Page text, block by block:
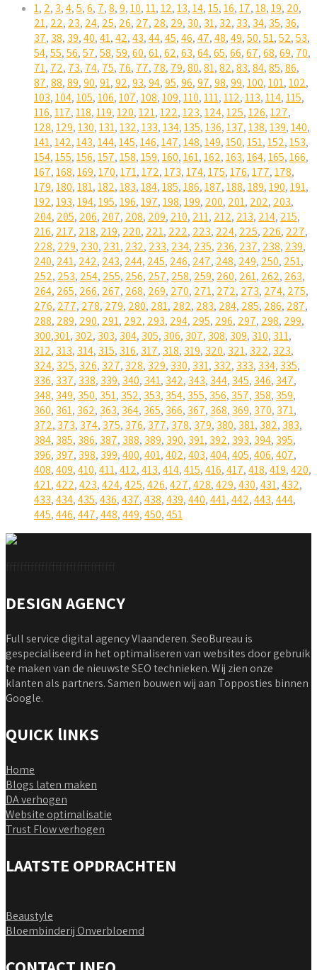
1, 2, 3,4,5,6, 7,8,9,10,11,12,13,14,15,16,17,18,19, 20,
21, 22, 23, 24, 25, 26, 27, 28, 29, 30, 31, 32, 33, 34, 35, 36,
37, 38, 39,40,41,42,43,44,45,46,47,48,49,50,51,52,53,
54,55,56,57,58,59,60,61,62,63,64,65,66,67,68,69, 70,
71, 72, 73, 74, 75, 76, 77, 78, 79,80,81,82,83,84,85,86,
87,88,89,90,91,92,93,94,95,96,97,98,99,100,101,102,
103,104,105,106,107,108,109,110,111,112,113,114,115,
116,117,118,119,120,121,122,123,124,125,126,127,
128,129,130,131,132,133,134,135,136,137,138,139,140,
141,142,143,144,145,146,147,148,149,150,151,152,153,
154,155,156,157,158,159,160,161,162,163,164,165,166,
167,168,169,170,171,172,173,174,175,176,177,178,
179,180,181,182,183,184,185,186,187,188,189,190,191,
192,193,194,195,196,197,198,199, 200, 201, 202, 203,
204, 205, 206, 207, 208, 209, 210, 211, 212, 213, 214, 215,
216, 217, 218, 219, 220, 221, 222, 223, 224, 225, 226, 227,
228, 229, 230, 231, 232, 233, 234, 235, 236, 237, 238, 239,
240, 241, 242, 243, 244, 245, 246, 247, 248, 249, 250, 251,
252, 253, 254, 255, 256, 257, 258, 259, 260, 261, 262, 263,
264, 265, 266, 267, 268, 269, 270, 271, 272, 273, 274, 275,
276, 277, 278, 279, 280, 281, 282, 283, 284, 285, 286, 287,
288, 289, 290, 291, 292, 293, 294, 295, 296, 297, 298, 299,
300,301, 302, 303, 304, 305, 306, 307, 308, 309, 310, 311,
312, 313, 314, 315, 316, 317, 318, 319, 320, 321, 322, 323,
324, 325, 326, 327, 328, 329, 330, 331, 332, 333, 334, 335,
336, 337, 338, 339, 340, 341, 342, 343, 344, 345, 346, 347,
348, 349, 350, 351, 352, 353, 354, 355, 356, 357, 358, 359,
360, 361, 362, 363, 364, 365, 366, 367, 368, 369, 370, 371,
372, 373, 374, 375, 376, 377, 378, 379, 380, 381, 382, 383,
384, 385, 386, 387, 388, 389, 390, 391, 392, 393, 394, 395,
396, 397, 398, 399,400,401,402,403,404,405,406,407,
408,409,410,411,412,413,414,415,416,417,418,419,420,
421,422,423,424,425,426,427,428,429,430,431,432,
433,434,435,436,437,438,439,440,441,442,443,444,
445,446,447,448,449,450,451
DESIGN AGENCY
Full service digital agency Vlaanderen. SeoBureau is
gespecialiseerd in het optimaliseren van websites door gebruik
te maken van de nieuwste SEO technieken. Wij zien onze
klanten als partners. Samen bouwen wij aan Topposties binnen
Google.
QUICK lINKS
Home
Blogs laten maken
DA verhogen
Website optimalisatie
Trust Flow verhogen
LAATSTE OPDRACHTEN
Beaustyle
Bloembinderij Onverbloemd